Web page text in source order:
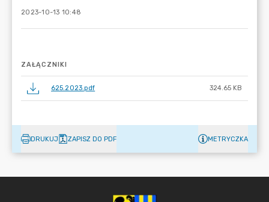
2023-10-13 10:48
ZAŁĄCZNIKI
625.2023.pdf 324.65 KB
DRUKUJ ZAPISZ DO PDF METRYCZKA